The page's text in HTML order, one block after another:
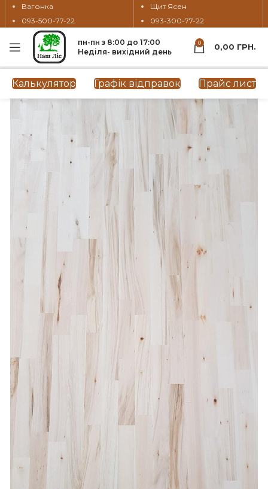
Вагонка
093-500-77-22
Щит Ясен
093-300-77-22
пн-пн з 8:00 до 17:00
Неділя- вихідний день
0 0,00 ГРН.
Калькулятор Графік відправок Прайс лист